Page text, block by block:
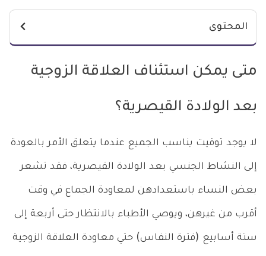
المحتوى
متى يمكن استئناف العلاقة الزوجية
بعد الولادة القيصرية؟
لا يوجد توقيت يناسب الجميع عندما يتعلق الأمر بالعودة
إلى النشاط الجنسي بعد الولادة القيصرية، فقد تشعر
بعض النساء باستعدادهن لمعاودة الجماع في وقت
أقرب من غيرهن، ويوصي الأطباء بالانتظار حتى أربعة إلى
ستة أسابيع (فترة النفاس) حتي معاودة العلاقة الزوجية